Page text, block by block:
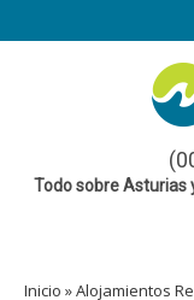
Todo sobre Asturias
Inicio »Alojamientos